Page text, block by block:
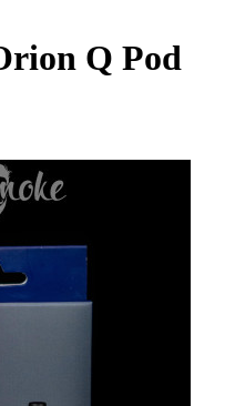
Q Pod